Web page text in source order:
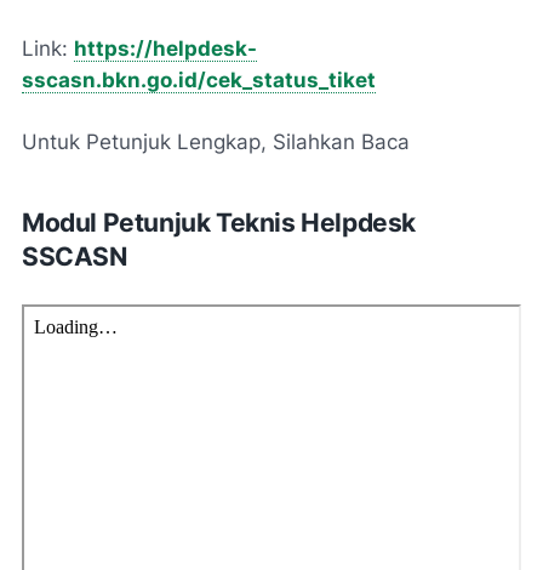
Link: https://helpdesk-
sscasn.bkn.go.id/cek_status_tiket
Untuk Petunjuk Lengkap, Silahkan Baca
Modul Petunjuk Teknis Helpdesk
SSCASN